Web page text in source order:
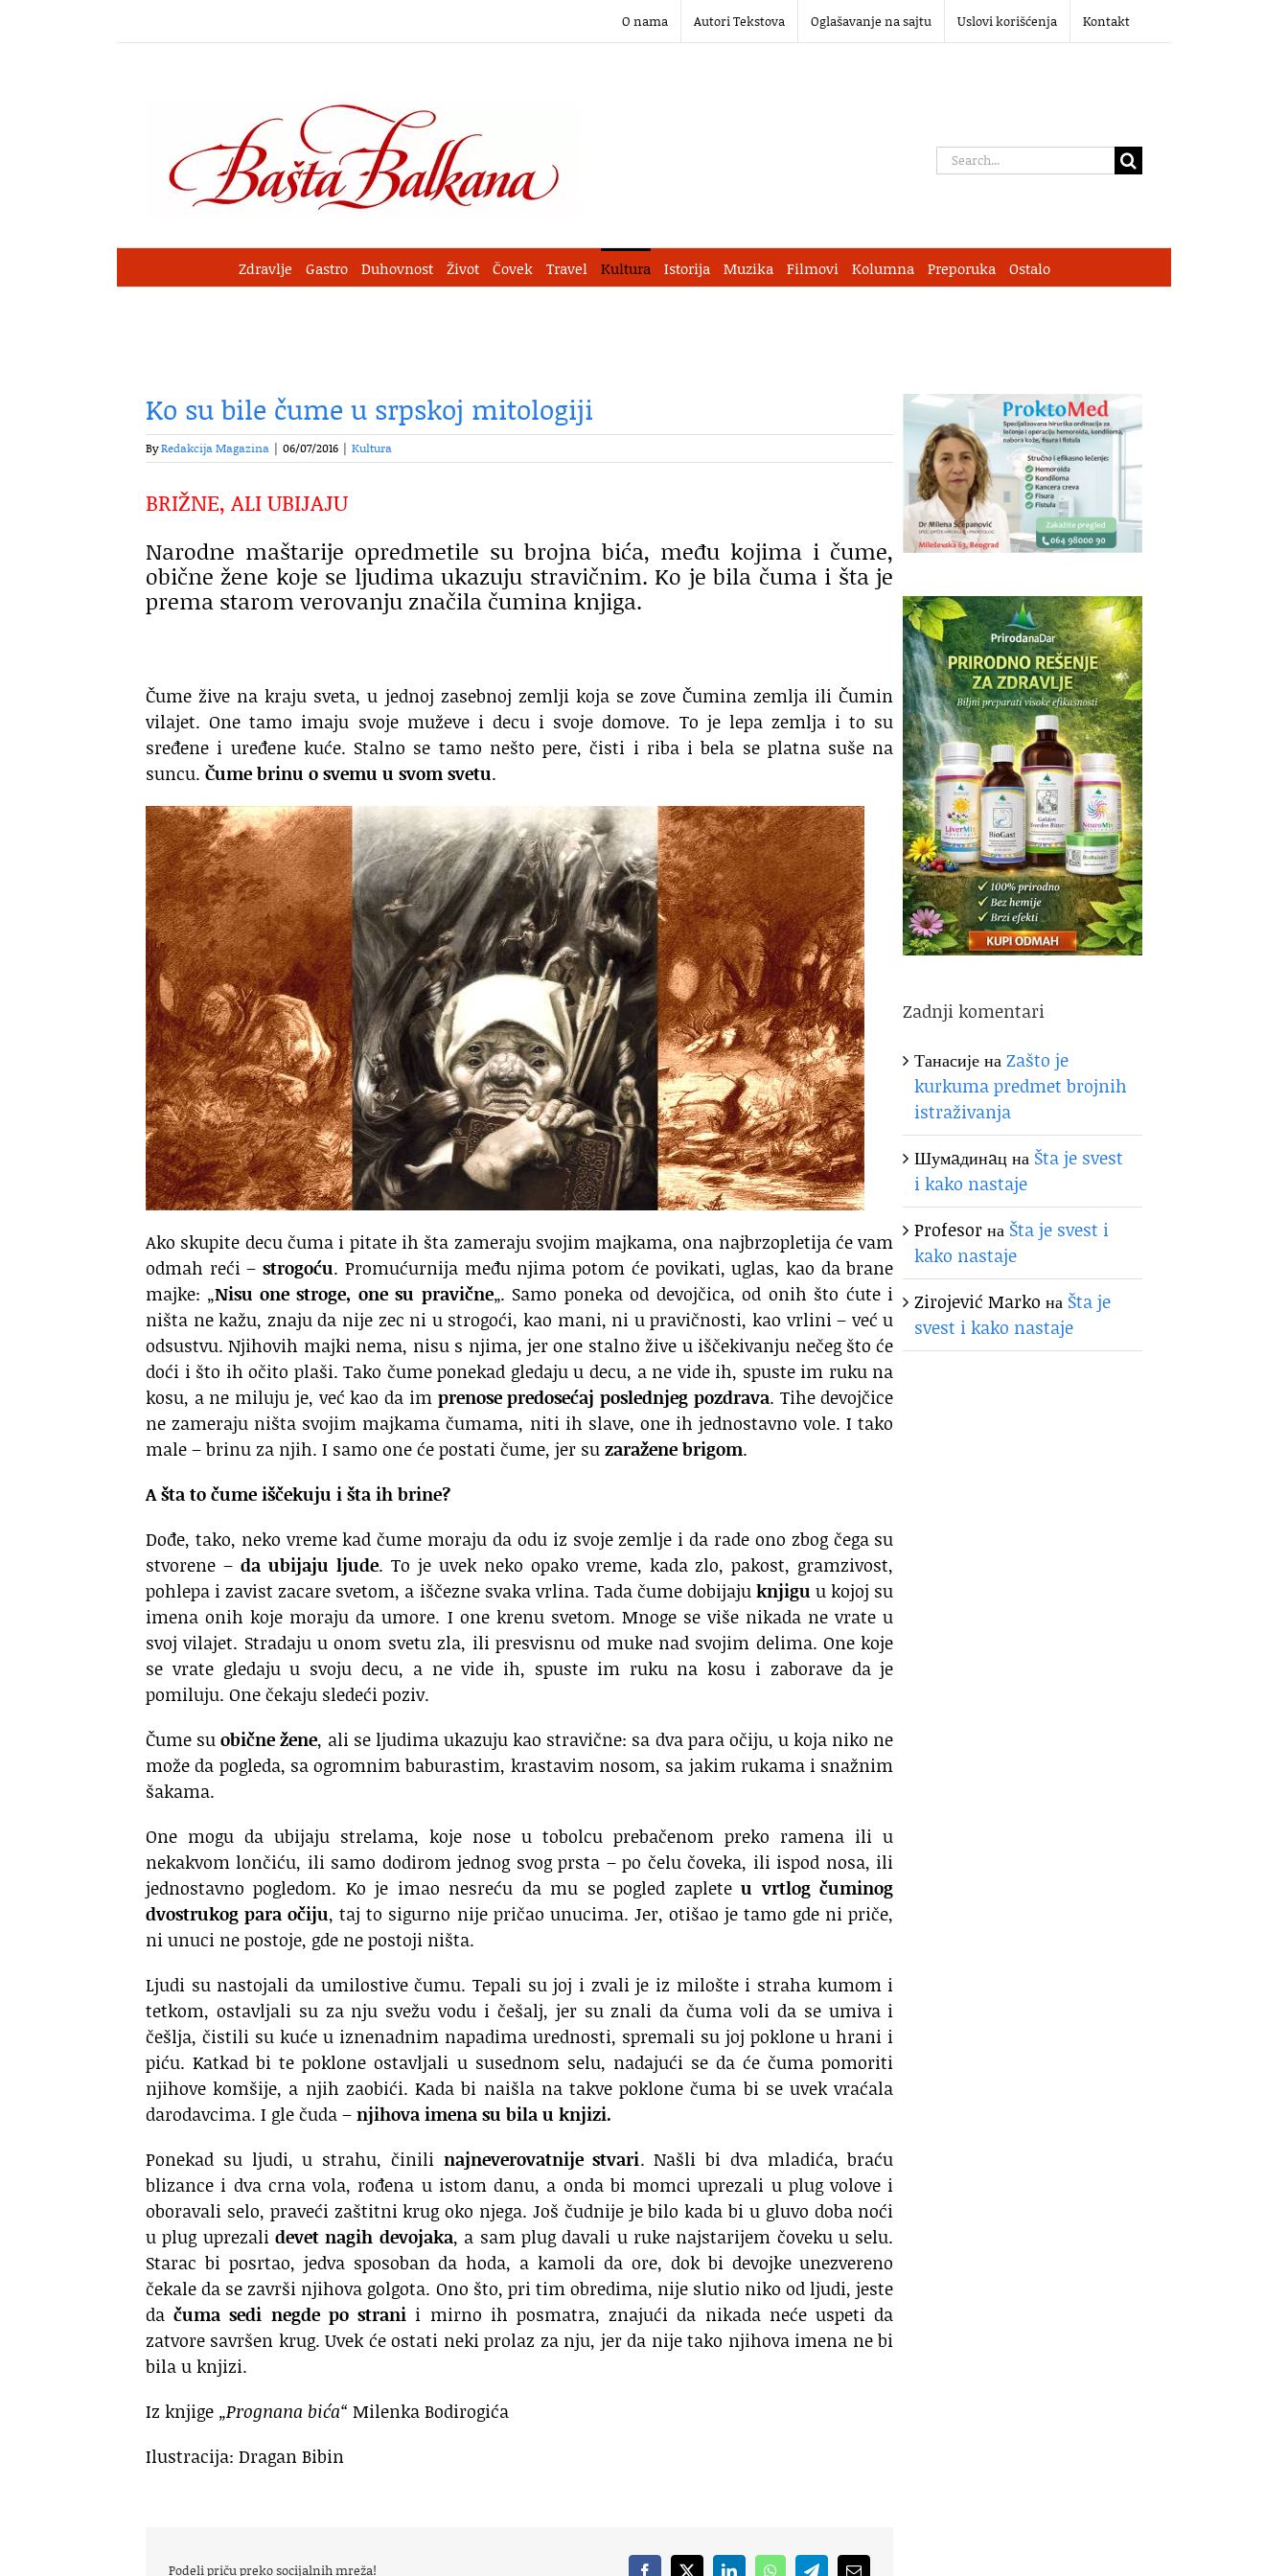
O nama Autori Tekstova Oglašavanje na sajtu Uslovi korišćenja Kontakt
Search
Zdravlje Gastro Duhovnost Život Čovek Travel Kultura Istorija Muzika Filmovi Kolumna Preporuka Ostalo
Ko su bile čume u srpskoj mitologiji
ByRedakcija Magazina | 06/07/2016 | Kultura
BRIŽNE, ALI UBIJAJU
Narodne maštarije opredmetile su brojna bića, među kojima i čume,
obične žene koje se ljudima ukazuju stravičnim. Ko je bila čuma i šta je
prema starom verovanju značila čumina knjiga.
Čume žive na kraju sveta, u jednoj zasebnoj zemlji koja se zove Čumina zemlja ili Čumin
vilajet. One tamo imaju svoje muževe i decu i svoje domove. To je lepa zemlja i to su
sređene i uređene kuće. Stalno se tamo nešto pere, čisti i riba i bela se platna suše na
suncu. Čume brinu o svemu u svom svetu.
Ako skupite decu čuma i pitate ih šta zameraju svojim majkama, ona najbrzopletija će vam
odmah reći –strogoću. Promućurnija među njima potom će povikati, uglas, kao da brane
majke: „Nisu one stroge, one su pravične„. Samo poneka od devojčica, od onih što ćute i
ništa ne kažu, znaju da nije zec ni u strogoći, kao mani, ni u pravičnosti, kao vrlini – već u
odsustvu. Njihovih majki nema, nisu s njima, jer one stalno žive u iščekivanju nečeg što će
doći i što ih očito plaši. Tako čume ponekad gledaju u decu, a ne vide ih, spuste im ruku na
kosu, a ne miluju je, već kao da im prenose predosećaj poslednjeg pozdrava. Tihe devojčice
ne zameraju ništa svojim majkama čumama, niti ih slave, one ih jednostavno vole. I tako
male – brinu za njih. I samo one će postati čume, jer suzaražene brigom.
A šta to čume iščekuju i šta ih brine?
Dođe, tako, neko vreme kad čume moraju da odu iz svoje zemlje i da rade ono zbog čega su
stvorene – da ubijaju ljude. To je uvek neko opako vreme, kada zlo, pakost, gramzivost,
pohlepa i zavist zacare svetom, a iščezne svaka vrlina. Tada čume dobijajuknjigu u kojoj su
imena onih koje moraju da umore. I one krenu svetom. Mnoge se više nikada ne vrate u
svoj vilajet. Stradaju u onom svetu zla, ili presvisnu od muke nad svojim delima. One koje
se vrate gledaju u svoju decu, a ne vide ih, spuste im ruku na kosu i zaborave da je
pomiluju. One čekaju sledeći poziv.
Čume suobične žene, ali se ljudima ukazuju kao stravične: sa dva para očiju, u koja niko ne
može da pogleda, sa ogromnim baburastim, krastavim nosom, sa jakim rukama i snažnim
šakama.
One mogu da ubijaju strelama, koje nose u tobolcu prebačenom preko ramena ili u
nekakvom lončiću, ili samo dodirom jednog svog prsta – po čelu čoveka, ili ispod nosa, ili
jednostavno pogledom. Ko je imao nesreću da mu se pogled zapleteu vrtlog čuminog
dvostrukog para očiju, taj to sigurno nije pričao unucima. Jer, otišao je tamo gde ni priče,
ni unuci ne postoje, gde ne postoji ništa.
Ljudi su nastojali da umilostive čumu. Tepali su joj i zvali je iz milošte i straha kumom i
tetkom, ostavljali su za nju svežu vodu i češalj, jer su znali da čuma voli da se umiva i
češlja, čistili su kuće u iznenadnim napadima urednosti, spremali su joj poklone u hrani i
piću. Katkad bi te poklone ostavljali u susednom selu, nadajući se da će čuma pomoriti
njihove komšije, a njih zaobići. Kada bi naišla na takve poklone čuma bi se uvek vraćala
darodavcima. I gle čuda –njihova imena su bila u knjizi.
Ponekad su ljudi, u strahu, činili najneverovatnije stvari. Našli bi dva mladića, braću
blizance i dva crna vola, rođena u istom danu, a onda bi momci uprezali u plug volove i
oboravali selo, praveći zaštitni krug oko njega. Još čudnije je bilo kada bi u gluvo doba noći
u plug uprezalidevet nagih devojaka, a sam plug davali u ruke najstarijem čoveku u selu.
Starac bi posrtao, jedva sposoban da hoda, a kamoli da ore, dok bi devojke unezvereno
čekale da se završi njihova golgota. Ono što, pri tim obredima, nije slutio niko od ljudi, jeste
dačuma sedi negde po strani i mirno ih posmatra, znajući da nikada neće uspeti da
zatvore savršen krug. Uvek će ostati neki prolaz za nju, jer da nije tako njihova imena ne bi
bila u knjizi.
Iz knjige „Prognana bića“ Milenka Bodirogića
Ilustracija: Dragan Bibin
Podeli priču preko socijalnih mreža!
Zadnji komentari
ТанасијенаZašto je
kurkuma predmet brojnih
istraživanja
Шумaдинaцна Šta je svest
i kako nastaje
Profesorна Šta je svest i
kako nastaje
Zirojević Marko на Šta je
svest i kako nastaje